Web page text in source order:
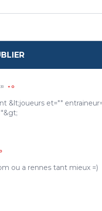
+ 0
&lt;joueurs et=""
0
ou a rennes tant mieux =)